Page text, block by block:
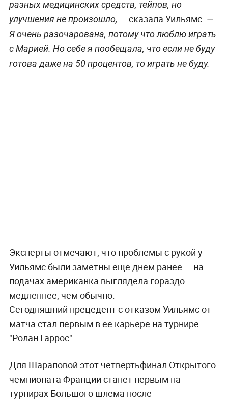
разных медицинских средств, тейпов, но
улучшения не произошло, — сказала Уильямс. —
Я очень разочарована, потому что люблю играть
с Марией. Но себе я пообещала, что если не буду
готова даже на 50 процентов, то играть не буду.
Эксперты отмечают, что проблемы с рукой у
Уильямс были заметны ещё днём ранее — на
подачах американка выглядела гораздо
медленнее, чем обычно.
Сегодняшний прецедент с отказом Уильямс от
матча стал первым в её карьере на турнире
"Ролан Гаррос".
Для Шараповой этот четвертьфинал Открытого
чемпионата Франции станет первым на
турнирах Большого шлема после